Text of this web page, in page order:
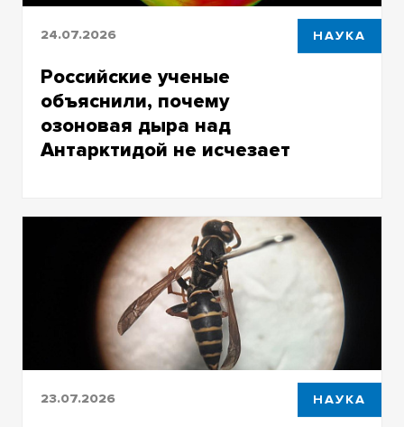
24.07.2026 НАУКА
Российские ученые
объяснили, почему
озоновая дыра над
Антарктидой не исчезает
противоречат общепринятым данным об
озоновых дырах
23.07.2026 НАУКА